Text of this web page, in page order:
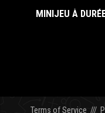
MINIJEU À
Terms of Service ///